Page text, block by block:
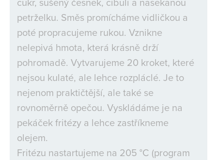
petrželku. Směs promícháme vidličkou a
poté propracujeme rukou. Vznikne
nelepivá hmota, která krásně drží
pohromadě. Vytvarujeme 20 kroket, které
nejsou kulaté, ale lehce rozpláclé. Je to
nejenom praktičtější, ale také se
rovnoměrně opečou. Vyskládáme je na
pekáček fritézy a lehce zastříkneme
olejem.
Fritézu nastartujeme na 205 °C (program